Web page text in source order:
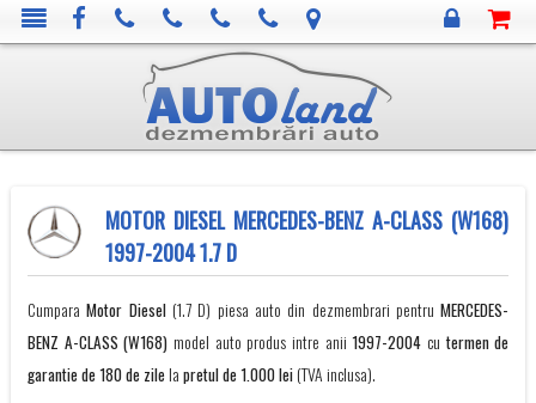
MOTOR DIESEL MERCEDES-BENZ A-CLASS (W168)
1997-2004 1.7 D
CumparaMotor Diesel(1.7 D) piesa auto din dezmembrari pentruMERCEDES-
BENZ A-CLASS (W168) model auto produs intre anii1997-2004 cutermen de
garantie de 180 de zile la pretul de 1.000 lei(TVA inclusa).